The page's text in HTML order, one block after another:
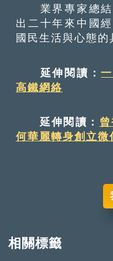
業界專家總結
出二十年來中國
國民生活與心態的
延伸閱讀：
高鐵網絡
延伸閱讀：
何華麗轉身創立微
相關標籤